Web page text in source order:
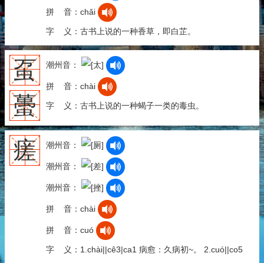
拼 音：chǎi
字 义：古书上说的一种香草，即白芷。
虿
蠆
潮州音：
拼 音：chài
字 义：古书上说的一种蝎子一类的毒虫。
瘥 潮州音：
潮州音：
潮州音：
拼 音：chài
拼 音：cuó
字 义：1.chài||cê3|ca1 病愈：久病初~。 2.cuó||co5